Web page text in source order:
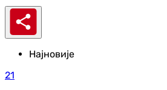
Најновије
21